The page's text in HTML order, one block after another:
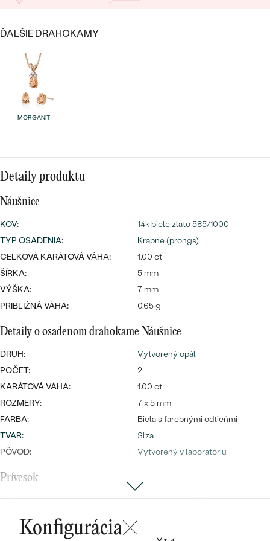
Najpredávanejšie
svadobné
obrúčky
DRAHOKAM
PODĽA MATERIÁLU
ZLATO
PLATINA
Wave kolekcia
OBJAVIŤ
S LAB GROWN DIAMANTMI
S PERLAMI
PODĽA ŠTÝLU
SYMBOLICKÉ
MINIMALISTICKÉ
PODĽA FARBY
PODĽA TVARU DRAHOKAMU
DIAMANTY
Najpredávanejšie
náušnice
PREZRIEŤ
LUXUSNÉ
Personalizované
prívesky
LUXUSNÉ
Najpredávanejšie
prstene
PREZRIEŤ
ĎALŠIE DRAHOKAMY
MORGANIT
Detaily produktu
Náušnice
KOV:
14k biele zlato 585/1000
TYP OSADENIA:
Krapne (prongs)
CELKOVÁ KARÁTOVÁ VÁHA:
1.00 ct
ŠÍRKA:
5 mm
VÝŠKA:
7 mm
PRIBLIŽNÁ VÁHA:
0.65 g
Detaily o osadenom drahokame Náušnice
DRUH:
Vytvorený opál
POČET:
2
KARÁTOVÁ VÁHA:
1.00 ct
ROZMERY:
7 x 5 mm
FARBA:
Biela s farebnými odtieňmi
TVAR:
Slza
PÔVOD:
Vytvorený v laboratóriu
Prívesok
KOV:
14k biele zlato 585/1000
DRAHOKAM:
TYP OSADENIA:
Konfigurácia